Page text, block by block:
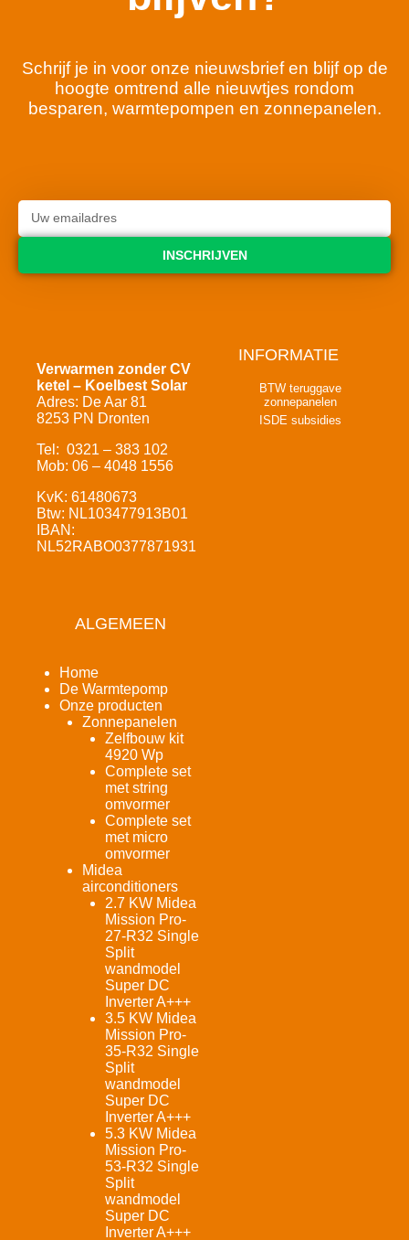
Schrijf je in voor onze nieuwsbrief en blijf op de
hoogte omtrend alle nieuwtjes rondom
besparen, warmtepompen en zonnepanelen.
INSCHRIJVEN
Verwarmen zonder CV
ketel – Koelbest Solar
Adres: De Aar 81
8253 PN Dronten
Tel: 0321 – 383 102
Mob: 06 – 4048 1556
KvK: 61480673
Btw: NL103477913B01
IBAN:
NL52RABO0377871931
INFORMATIE
BTW teruggave
zonnepanelen
ISDE subsidies
ALGEMEEN
Home
De Warmtepomp
Onze producten
Zonnepanelen
Zelfbouw kit
4920 Wp
Complete set
met string
omvormer
Complete set
met micro
omvormer
Midea
airconditioners
2.7 KW Midea
Mission Pro-
27-R32 Single
Split
wandmodel
Super DC
Inverter A+++
3.5 KW Midea
Mission Pro-
35-R32 Single
Split
wandmodel
Super DC
Inverter A+++
5.3 KW Midea
Mission Pro-
53-R32 Single
Split
wandmodel
Super DC
Inverter A+++